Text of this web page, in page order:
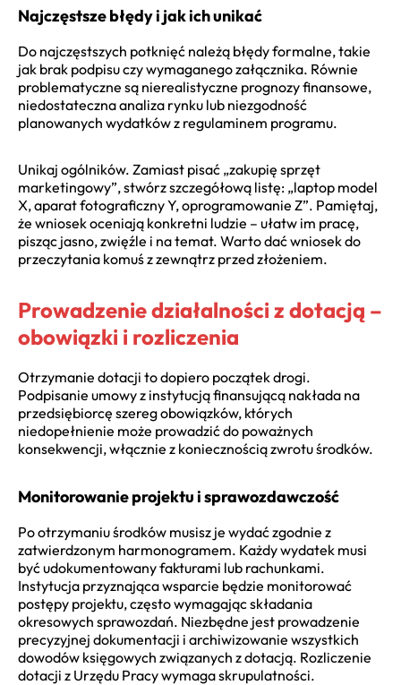
Najczęstsze błędy i jak ich unikać
Do najczęstszych potknięć należą błędy formalne, takie
jak brak podpisu czy wymaganego załącznika. Równie
problematyczne są nierealistyczne prognozy finansowe,
niedostateczna analiza rynku lub niezgodność
planowanych wydatków z regulaminem programu.
Unikaj ogólników. Zamiast pisać „zakupię sprzęt
marketingowy”, stwórz szczegółową listę: „laptop model
X, aparat fotograficzny Y, oprogramowanie Z”. Pamiętaj,
że wniosek oceniają konkretni ludzie – ułatw im pracę,
pisząc jasno, zwięźle i na temat. Warto dać wniosek do
przeczytania komuś z zewnątrz przed złożeniem.
Prowadzenie działalności z dotacją –
obowiązki i rozliczenia
Otrzymanie dotacji to dopiero początek drogi.
Podpisanie umowy z instytucją finansującą nakłada na
przedsiębiorcę szereg obowiązków, których
niedopełnienie może prowadzić do poważnych
konsekwencji, włącznie z koniecznością zwrotu środków.
Monitorowanie projektu i sprawozdawczość
Po otrzymaniu środków musisz je wydać zgodnie z
zatwierdzonym harmonogramem. Każdy wydatek musi
być udokumentowany fakturami lub rachunkami.
Instytucja przyznająca wsparcie będzie monitorować
postępy projektu, często wymagając składania
okresowych sprawozdań. Niezbędne jest prowadzenie
precyzyjnej dokumentacji i archiwizowanie wszystkich
dowodów księgowych związanych z dotacją. Rozliczenie
dotacji z Urzędu Pracy wymaga skrupulatności.